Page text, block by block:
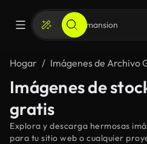
Hogar Imágenes de Archivo
Imágenes de
gratis
Explora y descarga hermosas
para tu sitio web o cualquier